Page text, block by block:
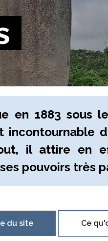
en 1883 sous
incontournable
il attire en
pouvoirs très
du site Ce